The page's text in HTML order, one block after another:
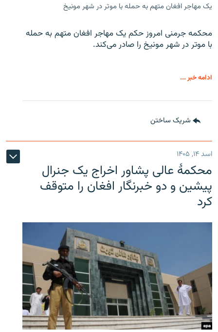
یک مهاجر افغان متهم به حمله با موتر در شهر مونیخ
محکمه جرمنی امروز حکم یک مهاجر افغان متهم به حمله
با موتر در شهر مونیخ را صادر می‌کند.
ادامه خبر ...
شریک ساختن
اسد ۱۴, ۱۴۰۵
محکمۀ عالی پشاور اخراج یک جنرال
پیشین و دو خبرنگار افغان را متوقف
کرد